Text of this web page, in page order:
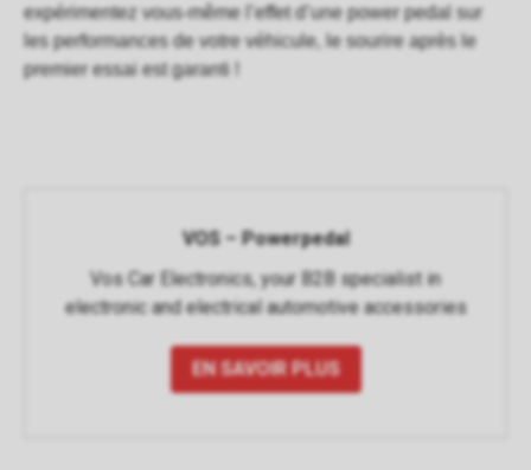
expérimentez vous-même l’effet d’une power pedal sur
les performances de votre véhicule, le sourire après le
premier essai est garanti !
VOS – Powerpedal
Vos Car Electronics, your B2B specialist in
electronic and electrical automotive accessories
EN SAVOIR PLUS